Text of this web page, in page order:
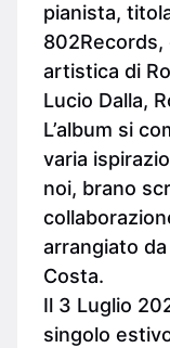
pianista,
802Records,
artistica di
Lucio Dalla,
L’album si
varia
noi, brano
arrangiato
Costa.
Il 3 Luglio
singolo